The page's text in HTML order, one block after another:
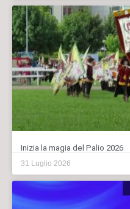
Inizia la magia del Palio 2026
31 Luglio 2026